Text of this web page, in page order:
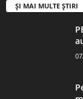
ȘI MAI MULTE ȘTIRI